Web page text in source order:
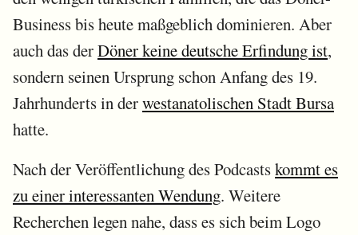
Business bis heute maßgeblich dominieren. Aber
auch das derDöner keine deutsche Erfindung ist,
sondern seinen Ursprung schon Anfang des 19.
Jahrhunderts in derwestanatolischen Stadt Bursa
hatte.
Nach der Veröffentlichung des Podcastskommt es
zu einer interessanten Wendung. Weitere
Recherchen legen nahe, dass es sich beim Logo